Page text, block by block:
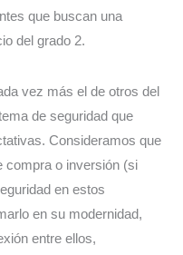
que buscan una
del grado 2.
vez más el de otros del
de seguridad que
Consideramos que
compra o inversión (si
en estos
en su modernidad,
entre ellos,